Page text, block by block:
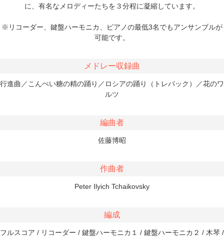
に、有名なメロディーたちを３分程に凝縮しています。
※リコーダー、鍵盤ハーモニカ、ピアノの最低3名でもアンサンブルが
可能です。
メドレー収録曲
行進曲／こんぺい糖の精の踊り／ロシアの踊り（トレパック）／花のワ
ルツ
編曲者
佐藤博昭
作曲者
Peter Ilyich Tchaikovsky
編成
フルスコア / リコーダー / 鍵盤ハーモニカ１ / 鍵盤ハーモニカ２ / 木琴 /